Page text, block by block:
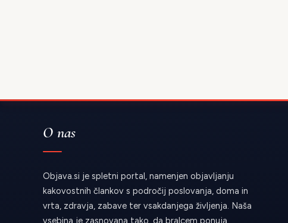
O nas
Objava.si je spletni portal, namenjen objavljanju
kakovostnih člankov s področij poslovanja, doma in
vrta, zdravja, zabave ter vsakdanjega življenja. Naša
vsebina je zasnovana tako, da bralcem ponuja